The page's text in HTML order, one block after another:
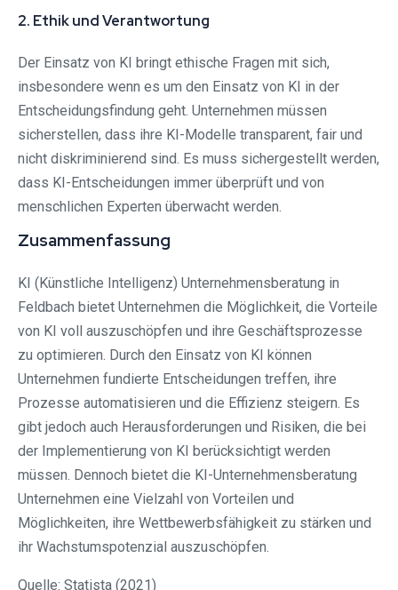
2. Ethik und Verantwortung
Der Einsatz von KI bringt ethische Fragen mit sich,
insbesondere wenn es um den Einsatz von KI in der
Entscheidungsfindung geht. Unternehmen müssen
sicherstellen, dass ihre KI-Modelle transparent, fair und
nicht diskriminierend sind. Es muss sichergestellt werden,
dass KI-Entscheidungen immer überprüft und von
menschlichen Experten überwacht werden.
Zusammenfassung
KI (Künstliche Intelligenz) Unternehmensberatung in
Feldbach bietet Unternehmen die Möglichkeit, die Vorteile
von KI voll auszuschöpfen und ihre Geschäftsprozesse
zu optimieren. Durch den Einsatz von KI können
Unternehmen fundierte Entscheidungen treffen, ihre
Prozesse automatisieren und die Effizienz steigern. Es
gibt jedoch auch Herausforderungen und Risiken, die bei
der Implementierung von KI berücksichtigt werden
müssen. Dennoch bietet die KI-Unternehmensberatung
Unternehmen eine Vielzahl von Vorteilen und
Möglichkeiten, ihre Wettbewerbsfähigkeit zu stärken und
ihr Wachstumspotenzial auszuschöpfen.
Quelle: Statista (2021)